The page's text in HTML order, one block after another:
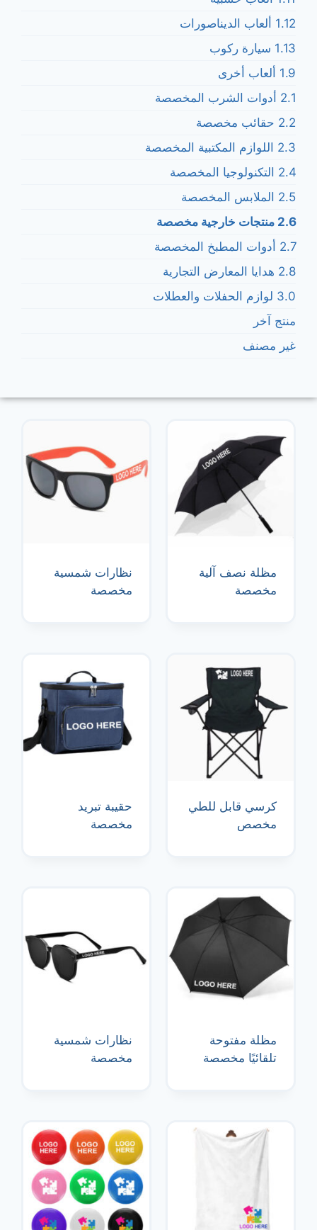
1.12 ألعاب الديناصورات
1.13 سيارة ركوب
1.9 ألعاب أخرى
2.1 أدوات الشرب المخصصة
2.2 حقائب مخصصة
2.3 اللوازم المكتبية المخصصة
2.4 التكنولوجيا المخصصة
2.5 الملابس المخصصة
2.6 منتجات خارجية مخصصة
2.7 أدوات المطبخ المخصصة
2.8 هدايا المعارض التجارية
3.0 لوازم الحفلات والعطلات
منتج آخر
غير مصنف
مظلة نصف آلية
مخصصة
نظارات شمسية
مخصصة
كرسي قابل للطي
مخصص
حقيبة تبريد
مخصصة
مظلة مفتوحة
تلقائيًا مخصصة
نظارات شمسية
مخصصة